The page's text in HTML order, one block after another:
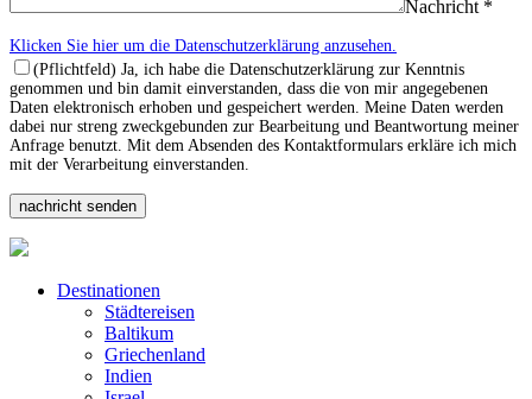
Nachricht *
Klicken Sie hier um die Datenschutzerklärung anzusehen.
(Pflichtfeld) Ja, ich habe die Datenschutzerklärung zur Kenntnis
genommen und bin damit einverstanden, dass die von mir angegebenen
Daten elektronisch erhoben und gespeichert werden. Meine Daten werden
dabei nur streng zweckgebunden zur Bearbeitung und Beantwortung meiner
Anfrage benutzt. Mit dem Absenden des Kontaktformulars erkläre ich mich
mit der Verarbeitung einverstanden.
Destinationen
Städtereisen
Baltikum
Griechenland
Indien